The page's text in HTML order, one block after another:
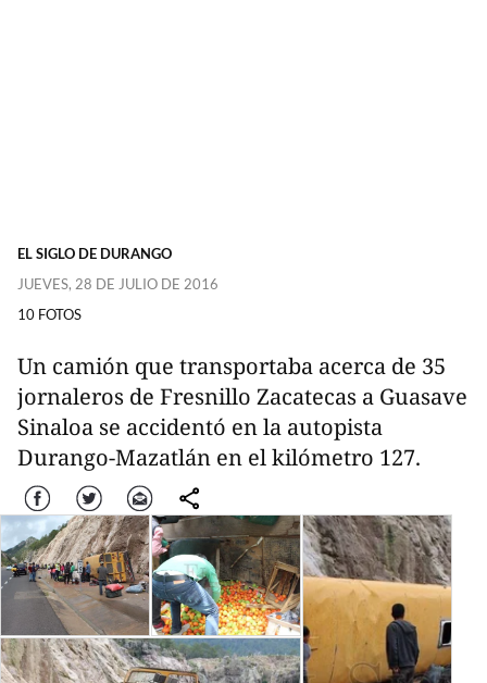
EL SIGLO DE DURANGO
JUEVES, 28 DE JULIO DE 2016
10 FOTOS
Un camión que transportaba acerca de 35
jornaleros de Fresnillo Zacatecas a Guasave
Sinaloa se accidentó en la autopista
Durango-Mazatlán en el kilómetro 127.
Facebook Twitter Correo comparte